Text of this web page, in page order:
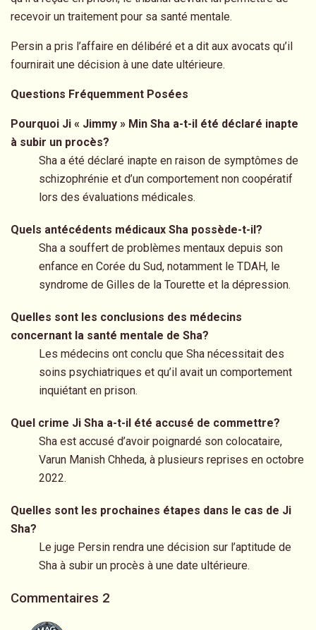
recevoir un traitement pour sa santé mentale.
Persin a pris l’affaire en délibéré et a dit aux avocats qu’il
fournirait une décision à une date ultérieure.
Questions Fréquemment Posées
Pourquoi Ji « Jimmy » Min Sha a-t-il été déclaré inapte
à subir un procès?
Sha a été déclaré inapte en raison de symptômes de
schizophrénie et d’un comportement non coopératif
lors des évaluations médicales.
Quels antécédents médicaux Sha possède-t-il?
Sha a souffert de problèmes mentaux depuis son
enfance en Corée du Sud, notamment le TDAH, le
syndrome de Gilles de la Tourette et la dépression.
Quelles sont les conclusions des médecins
concernant la santé mentale de Sha?
Les médecins ont conclu que Sha nécessitait des
soins psychiatriques et qu’il avait un comportement
inquiétant en prison.
Quel crime Ji Sha a-t-il été accusé de commettre?
Sha est accusé d’avoir poignardé son colocataire,
Varun Manish Chheda, à plusieurs reprises en octobre
2022.
Quelles sont les prochaines étapes dans le cas de Ji
Sha?
Le juge Persin rendra une décision sur l’aptitude de
Sha à subir un procès à une date ultérieure.
Commentaires 2